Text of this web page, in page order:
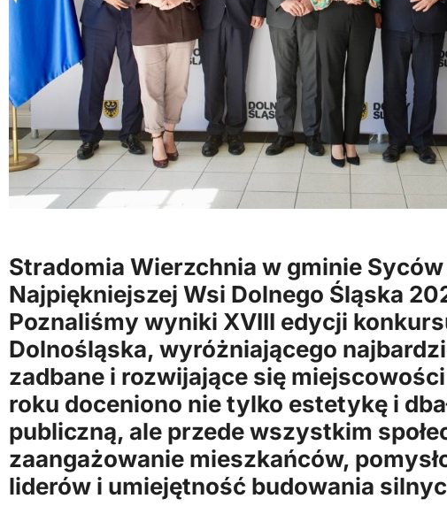
Stradomia Wierzchnia w gminie Syców
Najpiękniejszej Wsi Dolnego Śląska
Poznaliśmy wyniki XVIII edycji
Dolnośląska, wyróżniającego
zadbane i rozwijające się
roku doceniono nie tylko estetykę i
publiczną, ale przede wszystkim
zaangażowanie mieszkańców,
liderów i umiejętność budowania